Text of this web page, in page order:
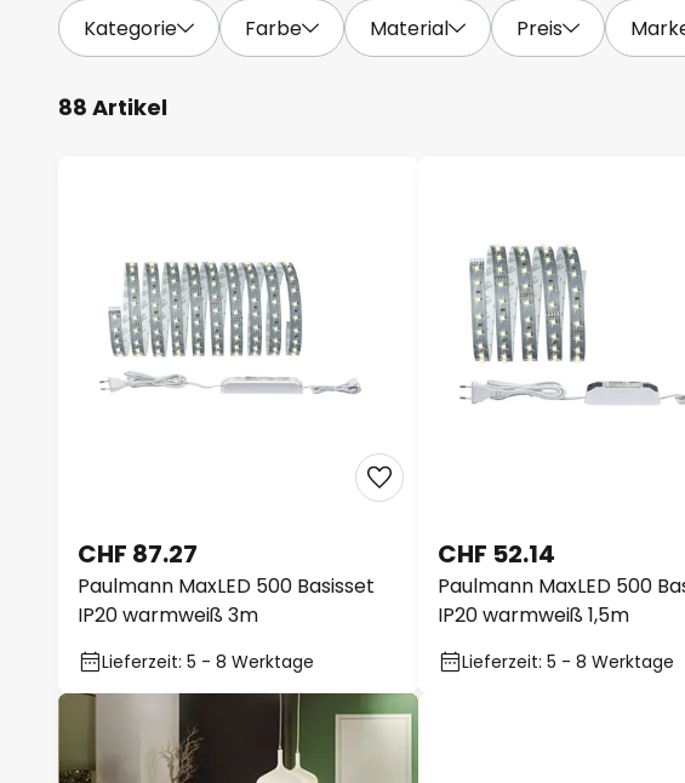
Kategorie Farbe Material Preis
88 Artikel
Paulmann MaxLED 500 Basisset
IP20 warmweiß 3m
CHF 87.27
Lieferzeit: 5 - 8 Werktage
Paulmann MaxLED 500
IP20 warmweiß 1,5m
CHF 52.14
Lieferzeit: 5 - 8 Werktage